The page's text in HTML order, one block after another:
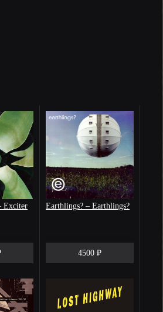
Exciter Earthlings? – Earthlings?
4500 ₽